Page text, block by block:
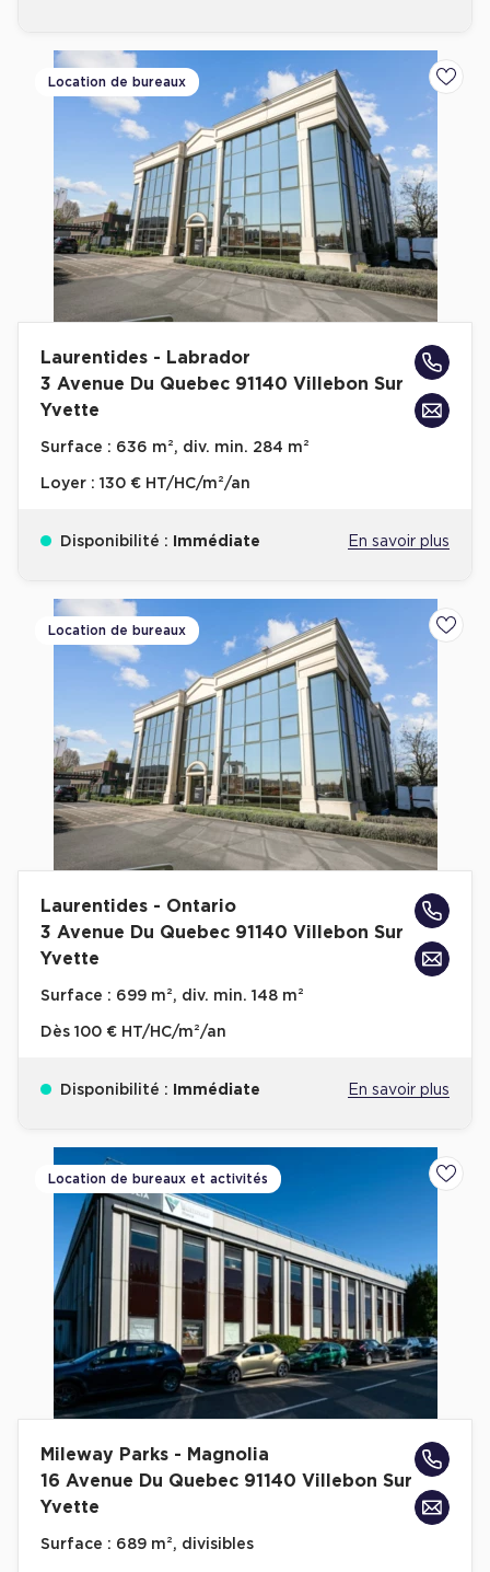
Location de bureaux
Laurentides - Labrador
3 Avenue Du Quebec 91140 Villebon Sur
Yvette
Surface : 636 m², div. min. 284 m²
Loyer : 130 € HT/HC/m²/an
Disponibilité : Immédiate En savoir plus
Location de bureaux
Laurentides - Ontario
3 Avenue Du Quebec 91140 Villebon Sur
Yvette
Surface : 699 m², div. min. 148 m²
Dès 100 € HT/HC/m²/an
Disponibilité : Immédiate En savoir plus
Location de bureaux et activités
Mileway Parks - Magnolia
16 Avenue Du Quebec 91140 Villebon Sur
Yvette
Surface : 689 m², divisibles